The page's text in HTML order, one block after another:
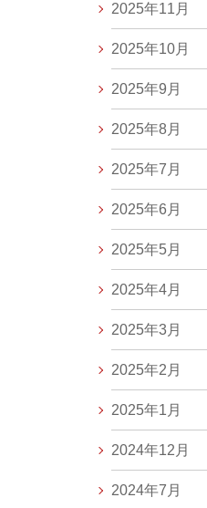
2025年11月
2025年10月
2025年9月
2025年8月
2025年7月
2025年6月
2025年5月
2025年4月
2025年3月
2025年2月
2025年1月
2024年12月
2024年7月